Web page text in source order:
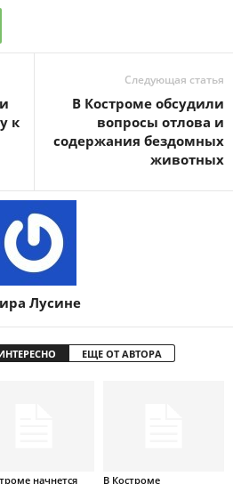
к
Следующая статья
В Костроме обсудили
вопросы отлова и
содержания бездомных
животных
Лусине
ЕЩЕ ОТ АВТОРА
начнется
В Костроме